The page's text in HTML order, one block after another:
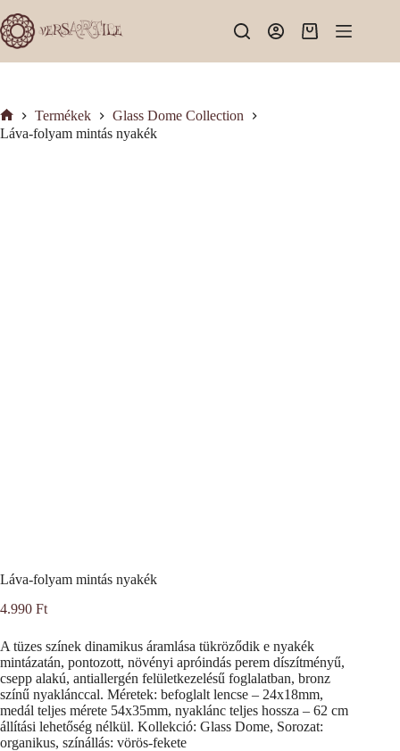
to
content
Shopping
Kezdőlap
Termékek
Glass Dome Collection
Láva-folyam mintás nyakék
Láva-folyam mintás nyakék
4.990 Ft
A tüzes színek dinamikus áramlása tükröződik e nyakék
mintázatán, pontozott, növényi apróindás perem díszítményű,
csepp alakú, antiallergén felületkezelésű foglalatban, bronz
színű nyaklánccal. Méretek: befoglalt lencse – 24x18mm,
medál teljes mérete 54x35mm, nyaklánc teljes hossza – 62 cm
állítási lehetőség nélkül. Kollekció: Glass Dome, Sorozat:
organikus, színállás: vörös-fekete